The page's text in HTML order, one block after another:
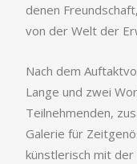
denen
von der Welt der
Nach dem
Lange und zwei
Teilnehmenden,
Galerie für
künstlerisch mit der